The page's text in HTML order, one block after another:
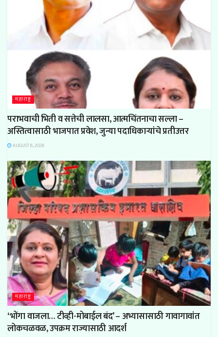
महाराष्ट्र
पराभवाची भिती व सत्तेची लालसा, आत्मचिंतनाचा सल्ला –
अस्तित्वासाठी भाजपात प्रवेश, जुन्या पदाधिकाऱ्यांचे प्रतीउत्तर
AUGUST 6, 2026
महाराष्ट्र
‘भोंगा वाजला… टीव्ही-मोबाईल बंद’ – अभ्यासासाठी गावागावांत
लोकचळवळ, उपक्रम राज्यासाठी आदर्श